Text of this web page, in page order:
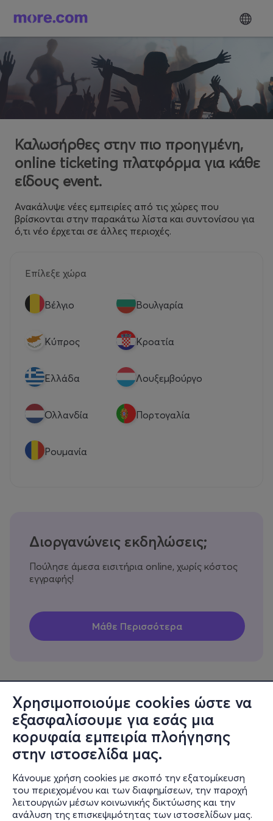
Χρησιμοποιούμε cookies ώστε να
εξασφαλίσουμε για εσάς μια
κορυφαία εμπειρία πλοήγησης
στην ιστοσελίδα μας.
Κάνουμε χρήση cookies με σκοπό την εξατομίκευση
του περιεχομένου και των διαφημίσεων, την παροχή
λειτουργιών μέσων κοινωνικής δικτύωσης και την
ανάλυση της επισκεψιμότητας των ιστοσελίδων μας.
Καλωσήρθες στην πιο προηγμένη,
online ticketing πλατφόρμα για κάθε
είδους event.
Ανακάλυψε νέες εμπειρίες από τις χώρες που
βρίσκονται στην παρακάτω λίστα και συντονίσου για
ό,τι νέο έρχεται σε άλλες περιοχές.
Επίλεξε χώρα
Βέλγιο Βουλγαρία
Κύπρος Κροατία
Eλλάδα Λουξεμβούργο
Ολλανδία Πορτογαλία
Ρουμανία
Διοργανώνεις εκδηλώσεις;
Πούλησε άμεσα εισιτήρια online, χωρίς κόστος
εγγραφής!
Πληροφορίες
Υποστήριξη
Stay Connected